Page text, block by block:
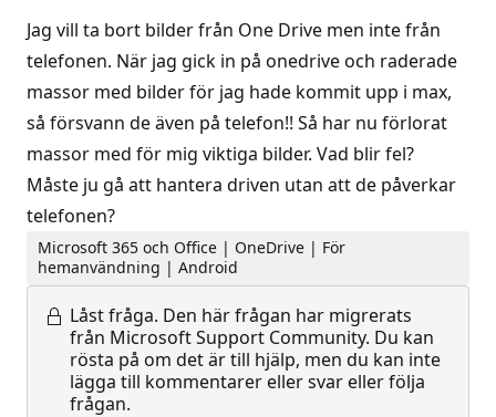
Jag vill ta bort bilder från One Drive men inte från
telefonen. När jag gick in på onedrive och raderade
massor med bilder för jag hade kommit upp i max,
så försvann de även på telefon!! Så har nu förlorat
massor med för mig viktiga bilder. Vad blir fel?
Måste ju gå att hantera driven utan att de påverkar
telefonen?
Microsoft 365 och Office | OneDrive | För
hemanvändning | Android
Låst fråga. Den här frågan har migrerats
från Microsoft Support Community. Du kan
rösta på om det är till hjälp, men du kan inte
lägga till kommentarer eller svar eller följa
frågan.